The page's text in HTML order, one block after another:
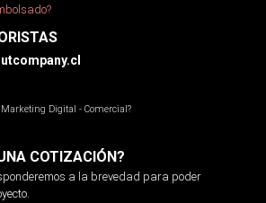
Digital - Comercial?
COTIZACIÓN?
a la brevedad para poder